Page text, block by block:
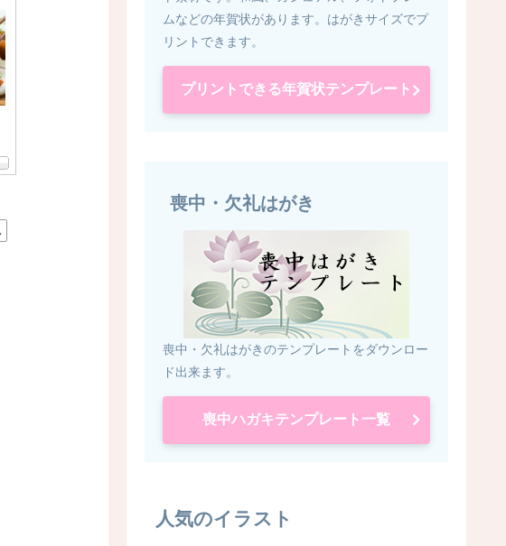
ムなどの年賀状があります。はがきサイズでプ
リントできます。
プリントできる年賀状テンプレート
喪中・欠礼はがき
喪中・欠礼はがきのテンプレートをダウンロー
ド出来ます。
喪中ハガキテンプレート一覧
人気のイラスト